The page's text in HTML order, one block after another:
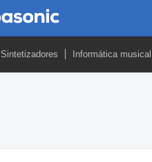
Sintetizadores Informática musical